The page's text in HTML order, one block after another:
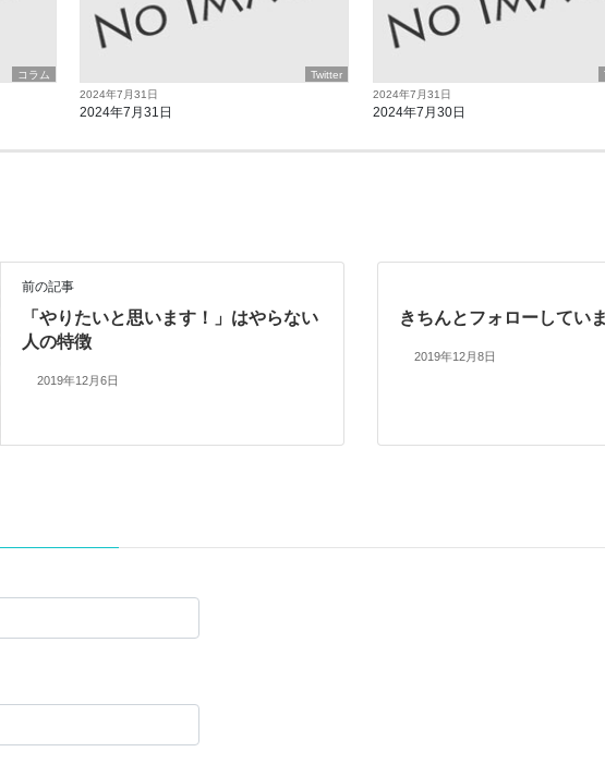
コラム
Twitter
2024年7月31日
2024年7月31日
2024年7月31日
2024年7月30日
前の記事
「やりたいと思います！」はやらない
人の特徴
2019年12月6日
きちんとフォローしてい
2019年12月8日